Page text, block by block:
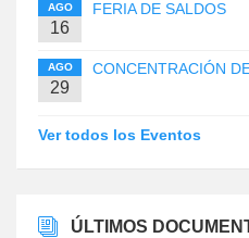
AGO
16
FERIA DE SALDOS
AGO
29
CONCENTRACIÓN
Ver todos los Eventos
ÚLTIMOS